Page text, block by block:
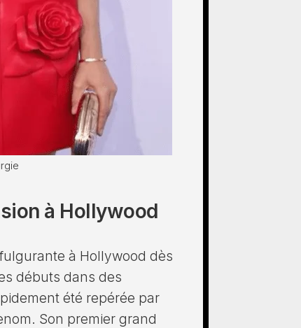
à Hollywood
à Hollywood dès
débuts dans des
été repérée par
Son premier grand